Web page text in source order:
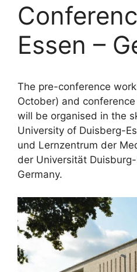
Essen –
The pre-conference
October) and
will be organised in the
University of Duisberg-
und Lernzentrum der
der Universität Duisburg-
Germany.